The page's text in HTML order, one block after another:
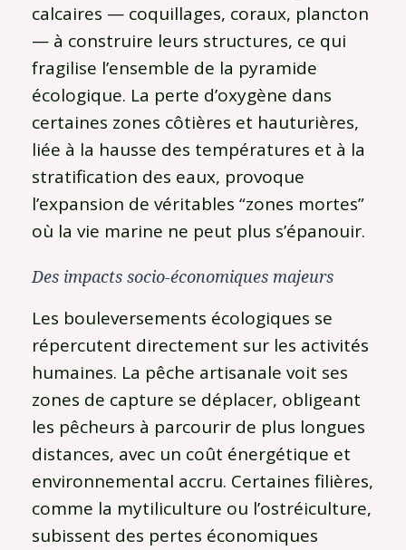
calcaires — coquillages, coraux, plancton
— à construire leurs structures, ce qui
fragilise l’ensemble de la pyramide
écologique. La perte d’oxygène dans
certaines zones côtières et hauturières,
liée à la hausse des températures et à la
stratification des eaux, provoque
l’expansion de véritables “zones mortes”
où la vie marine ne peut plus s’épanouir.
Des impacts socio-économiques majeurs
Les bouleversements écologiques se
répercutent directement sur les activités
humaines. La pêche artisanale voit ses
zones de capture se déplacer, obligeant
les pêcheurs à parcourir de plus longues
distances, avec un coût énergétique et
environnemental accru. Certaines filières,
comme la mytiliculture ou l’ostréiculture,
subissent des pertes économiques